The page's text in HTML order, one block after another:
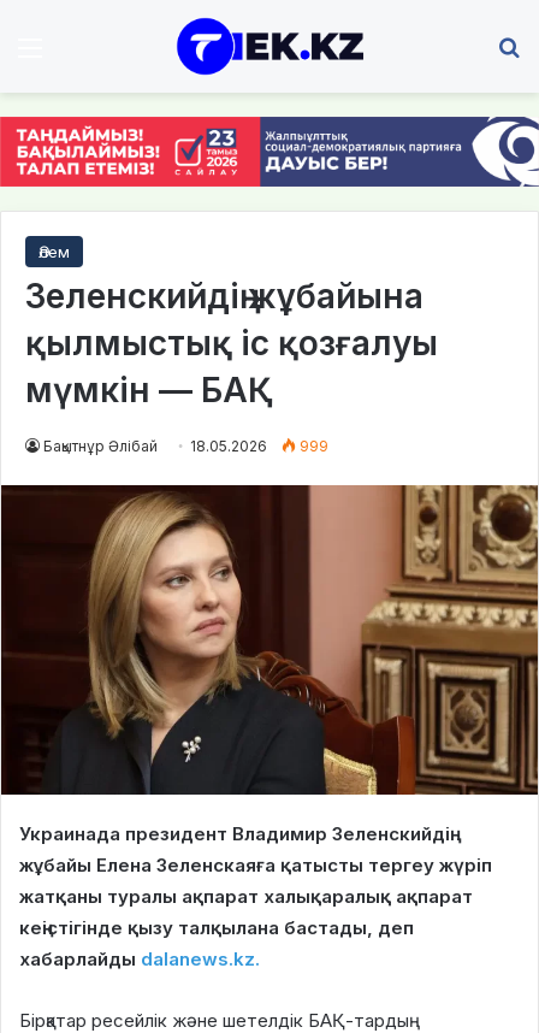
Әлем
Зеленскийдің жұбайына
қылмыстық іс қозғалуы
мүмкін — БАҚ
Бақытнұр Әлібай 18.05.2026 999
Украинада президент Владимир Зеленскийдің
жұбайы Елена Зеленскаяға қатысты тергеу жүріп
жатқаны туралы ақпарат халықаралық ақпарат
кеңістігінде қызу талқылана бастады, деп
хабарлайды dalanews.kz.
Бірқатар ресейлік және шетелдік БАҚ-тардың